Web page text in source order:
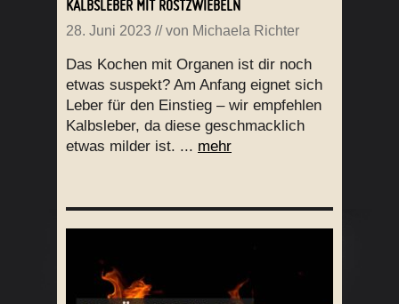
KALBSLEBER MIT RÖSTZWIEBELN
28. Juni 2023 // von Michaela Richter
Das Kochen mit Organen ist dir noch
etwas suspekt? Am Anfang eignet sich
Leber für den Einstieg – wir empfehlen
Kalbsleber, da diese geschmacklich
etwas milder ist. ... mehr